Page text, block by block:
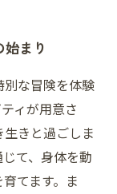
学実験
でのエンデ
まり
な冒険を体験
ィが用意さ
きと過ごしま
て、身体を動
てます。ま